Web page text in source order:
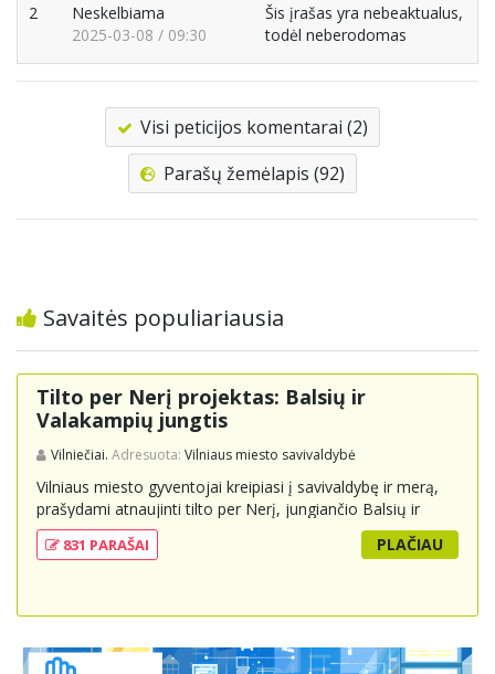
2
Neskelbiama
2025-03-08 / 09:30
Šis įrašas yra nebeaktualus,
todėl neberodomas
Visi peticijos komentarai (2)
Parašų žemėlapis (92)
Savaitės populiariausia
Tilto per Nerį projektas: Balsių ir
Valakampių jungtis
Vilniečiai. Adresuota: Vilniaus miesto savivaldybė
Vilniaus miesto gyventojai kreipiasi į savivaldybę ir merą,
prašydami atnaujinti tilto per Nerį, jungiančio Balsių ir
Valakampių kryptis, projektą ir įtraukti jį į miesto
strateginius susisiekimo planus. Šis tiltas ne tik padėtų
suteikdamas daugiau susisiekimo galimybių tiek
dviratininkams. Gyventojai ragina atlikti techninę,
831 PARAŠAI PLAČIAU